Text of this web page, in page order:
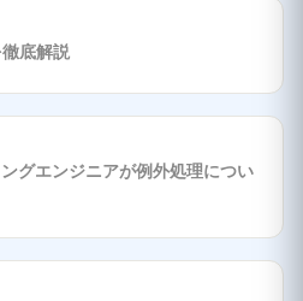
底解説
グエンジニアが例外処理につい